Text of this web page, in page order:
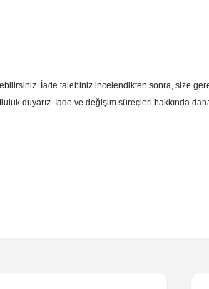
İade talebiniz incelendikten sonra, size
duyarız. İade ve değişim süreçleri hakkında